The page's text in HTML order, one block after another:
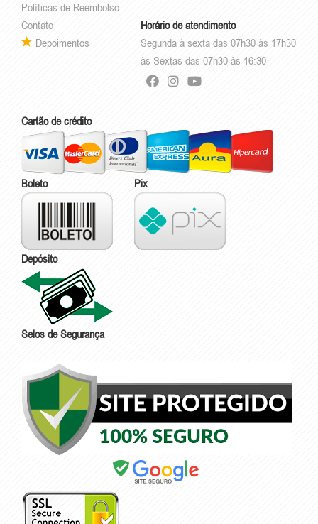
Políticas de Reembolso
Contato
Depoimentos
Horário de atendimento
Segunda à sexta das 07h30 às 17h30
às Sextas das 07h30 às 16:30
Cartão de crédito
Boleto Pix
Depósito
Selos de Segurança